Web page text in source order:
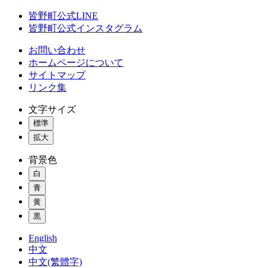
皆野町公式LINE
皆野町公式インスタグラム
お問い合わせ
ホームページについて
サイトマップ
リンク集
文字サイズ
標準
拡大
背景色
白
青
黄
黒
English
中文
中文(繁體字)